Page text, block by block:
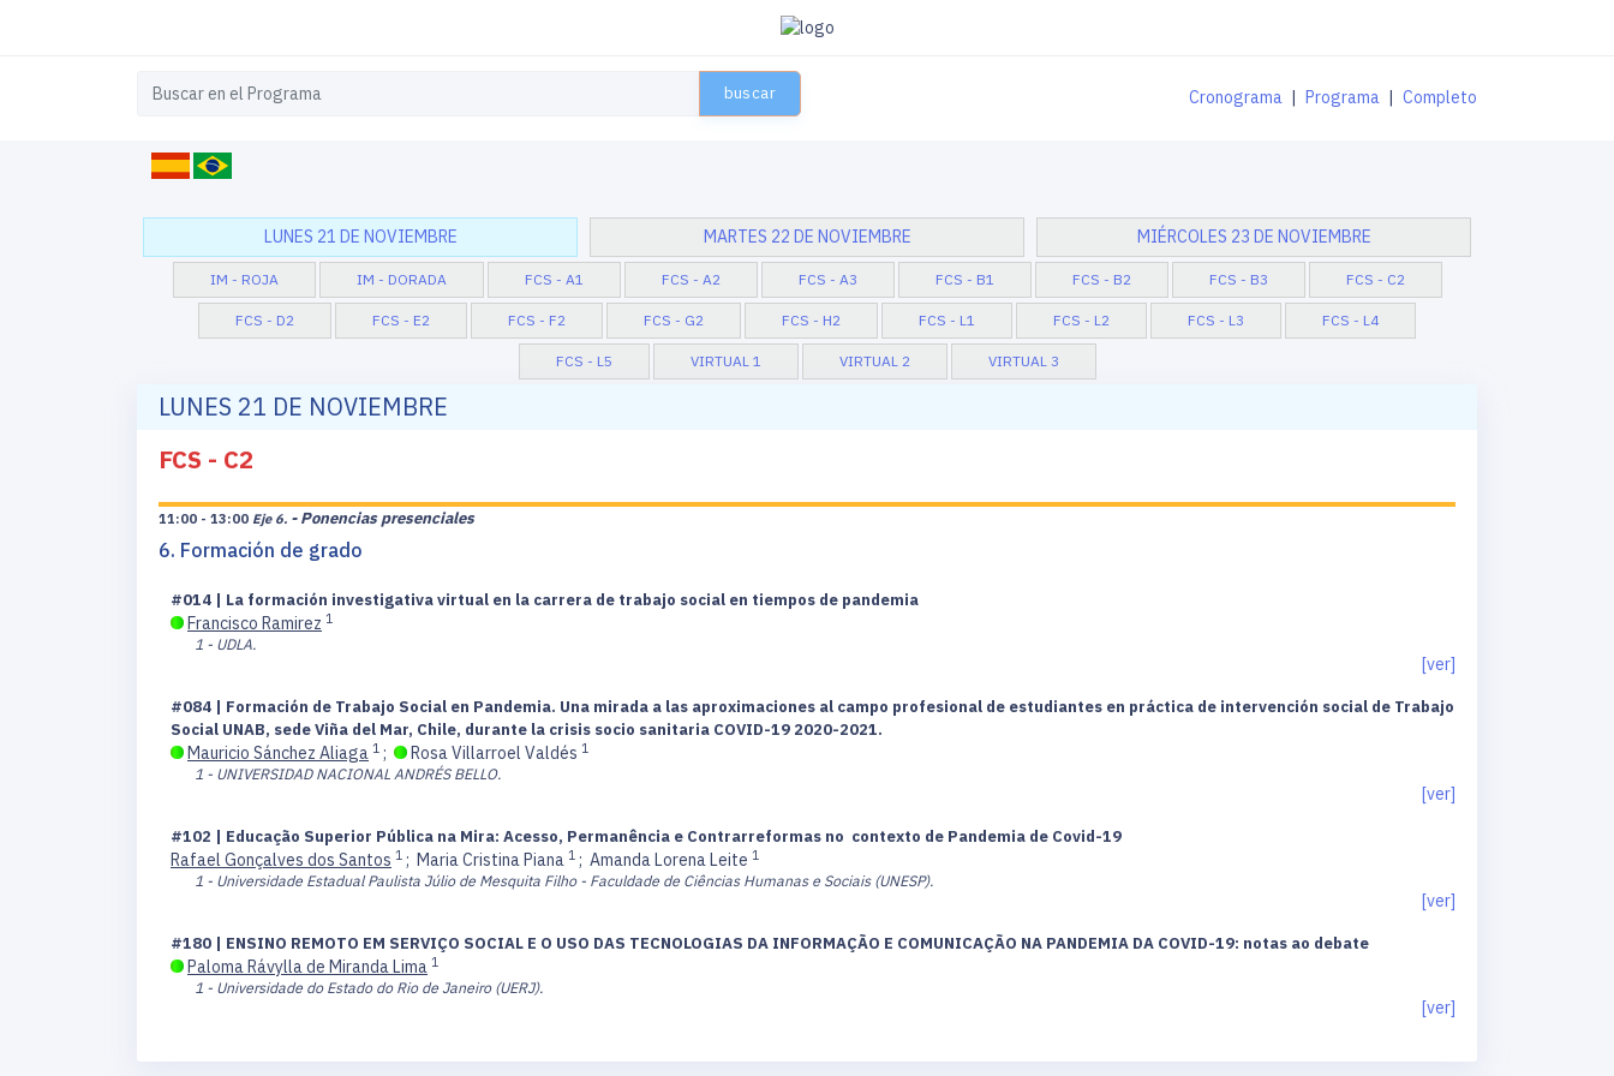
buscar Cronograma | Programa | Completo
LUNES 21 DE NOVIEMBRE MARTES 22 DE NOVIEMBRE MIÉRCOLES 23 DE NOVIEMBRE
IM - ROJA IM - DORADA FCS - A1 FCS - A2 FCS - A3 FCS - B1 FCS - B2 FCS - B3 FCS - C2
FCS - D2 FCS - E2 FCS - F2 FCS - G2 FCS - H2 FCS - L1 FCS - L2 FCS - L3 FCS - L4
FCS - L5 VIRTUAL 1 VIRTUAL 2 VIRTUAL 3
LUNES 21 DE NOVIEMBRE
FCS - C2
11:00 - 13:00 Eje 6. - Ponencias presenciales
6. Formación de grado
#014 | La formación investigativa virtual en la carrera de trabajo social en tiempos de pandemia
Francisco Ramirez 1
1 - UDLA.
[ver]
#084 | Formación de Trabajo Social en Pandemia. Una mirada a las aproximaciones al campo profesional de estudiantes en práctica de intervención social de Trabajo
Social UNAB, sede Viña del Mar, Chile, durante la crisis socio sanitaria COVID-19 2020-2021.
Mauricio Sánchez Aliaga 1 ; Rosa Villarroel Valdés 1
1 - UNIVERSIDAD NACIONAL ANDRÉS BELLO.
[ver]
#102 | Educação Superior Pública na Mira: Acesso, Permanência e Contrarreformas no contexto de Pandemia de Covid-19
Rafael Gonçalves dos Santos 1 ; Maria Cristina Piana 1 ; Amanda Lorena Leite 1
1 - Universidade Estadual Paulista Júlio de Mesquita Filho - Faculdade de Ciências Humanas e Sociais (UNESP).
[ver]
#180 | ENSINO REMOTO EM SERVIÇO SOCIAL E O USO DAS TECNOLOGIAS DA INFORMAÇÃO E COMUNICAÇÃO NA PANDEMIA DA COVID-19: notas ao debate
Paloma Rávylla de Miranda Lima 1
1 - Universidade do Estado do Rio de Janeiro (UERJ).
[ver]